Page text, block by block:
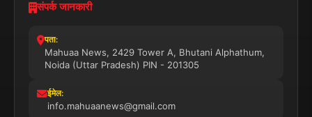
संपर्क जानकारी
पता:
Mahuaa News, 2429 Tower A, Bhutani Alphathum,
Noida (Uttar Pradesh) PIN - 201305
ईमेल:
info.mahuaanews@gmail.com